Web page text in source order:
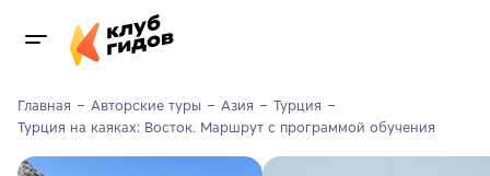
Главная Авторские туры Азия
Турция
Турция на каяках: Восток. Маршрут с программой обучения